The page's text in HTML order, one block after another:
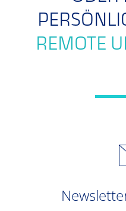
REMOTE